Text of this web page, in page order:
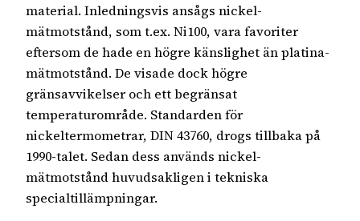
material. Inledningsvis ansågs nickel-
mätmotstånd, som t.ex. Ni100, vara favoriter
eftersom de hade en högre känslighet än platina-
mätmotstånd. De visade dock högre
gränsavvikelser och ett begränsat
temperaturområde. Standarden för
nickeltermometrar, DIN 43760, drogs tillbaka på
1990-talet. Sedan dess används nickel-
mätmotstånd huvudsakligen i tekniska
specialtillämpningar.